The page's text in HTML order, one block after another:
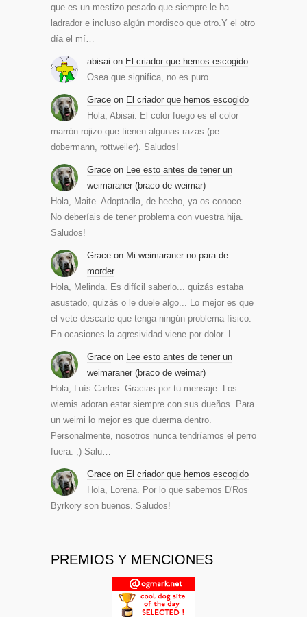
que es un mestizo pesado que siempre le ha
ladrador e incluso algún mordisco que otro.Y el otro
día el mí…
abisai on El criador que hemos escogido
Osea que significa, no es puro
Grace on El criador que hemos escogido
Hola, Abisai. El color fuego es el color
marrón rojizo que tienen algunas razas (pe.
dobermann, rottweiler). Saludos!
Grace on Lee esto antes de tener un
weimaraner (braco de weimar)
Hola, Maite. Adoptadla, de hecho, ya os conoce.
No deberíais de tener problema con vuestra hija.
Saludos!
Grace on Mi weimaraner no para de
morder
Hola, Melinda. Es difícil saberlo... quizás estaba
asustado, quizás o le duele algo... Lo mejor es que
el vete descarte que tenga ningún problema físico.
En ocasiones la agresividad viene por dolor. L…
Grace on Lee esto antes de tener un
weimaraner (braco de weimar)
Hola, Luís Carlos. Gracias por tu mensaje. Los
wiemis adoran estar siempre con sus dueños. Para
un weimi lo mejor es que duerma dentro.
Personalmente, nosotros nunca tendríamos el perro
fuera. ;) Salu…
Grace on El criador que hemos escogido
Hola, Lorena. Por lo que sabemos D'Ros
Byrkory son buenos. Saludos!
PREMIOS Y MENCIONES